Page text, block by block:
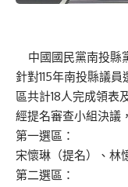
中國國民黨南投縣
針對115年南投縣議
區共計18人完成領表
經提名審查小組決議
第一選區：
宋懷琳（提名）、林
第二選區：